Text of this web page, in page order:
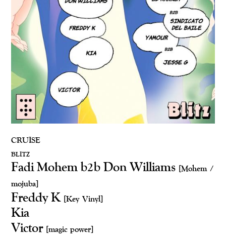
CRUISE
BLITZ
Fadi Mohem b2b Don Williams [Mohem /
mojuba]
Freddy K [Key Vinyl]
Kia
Victor [magic power]